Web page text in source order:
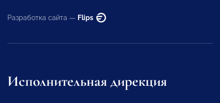
Разработка сайта — Flips
Исполнительная дирекция